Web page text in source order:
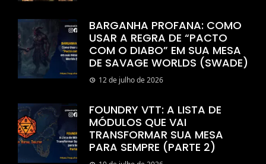
BARGANHA PROFANA: COMO
USAR A REGRA DE “PACTO
COM O DIABO” EM SUA MESA
DE SAVAGE WORLDS (SWADE)
12 de julho de 2026
FOUNDRY VTT: A LISTA DE
MÓDULOS QUE VAI
TRANSFORMAR SUA MESA
PARA SEMPRE (PARTE 2)